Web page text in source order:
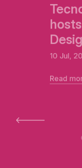
Design
10 Jul, 2026•